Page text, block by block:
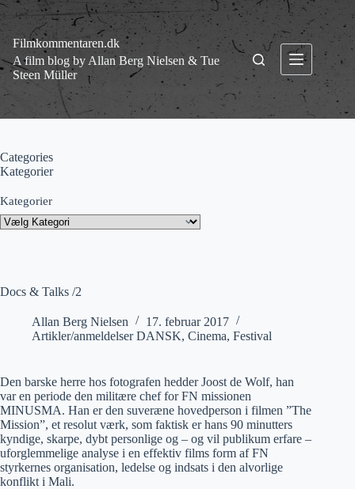
Fortsæt
indhold
Filmkommentaren.dk
A film blog by Allan Berg Nielsen & Tue
Steen Müller
Docs & Talks /2
Allan Berg Nielsen
17. februar 2017
Artikler/anmeldelser DANSK, Cinema, Festival
Den barske herre hos fotografen hedder Joost de Wolf, han
var en periode den militære chef for FN missionen
MINUSMA. Han er den suveræne hovedperson i filmen ”The
Mission”, et resolut værk, som faktisk er hans 90 minutters
kyndige, skarpe, dybt personlige og – og vil publikum erfare –
uforglemmelige analyse i en effektiv films form af FN
styrkernes organisation, ledelse og indsats i den alvorlige
konflikt i Mali.
Categories
Kategorier
Kategorier